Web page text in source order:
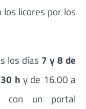
los licores por los
los días 7 y 8 de
h y de 16.00 a
con un portal